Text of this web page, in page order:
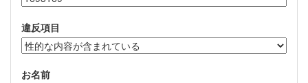
違反項目
お名前